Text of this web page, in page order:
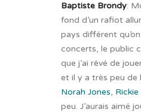
Baptiste Brondy:
fond d’un rafiot
pays différent
concerts, le public
que j’ai rêvé de
et il y a très peu de
Norah Jones, Rickie
peu. J’aurais aimé